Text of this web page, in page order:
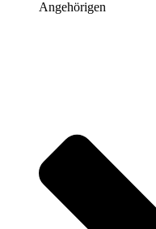
Angehörigen